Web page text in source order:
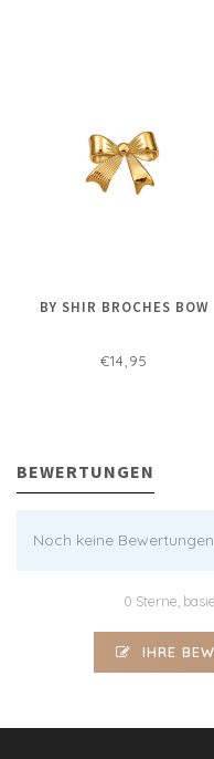
BY SHIR BROCHES BOW
€14,95
BEWERTUNGEN
Noch keine Bewertungen
0 Sterne,
IHRE